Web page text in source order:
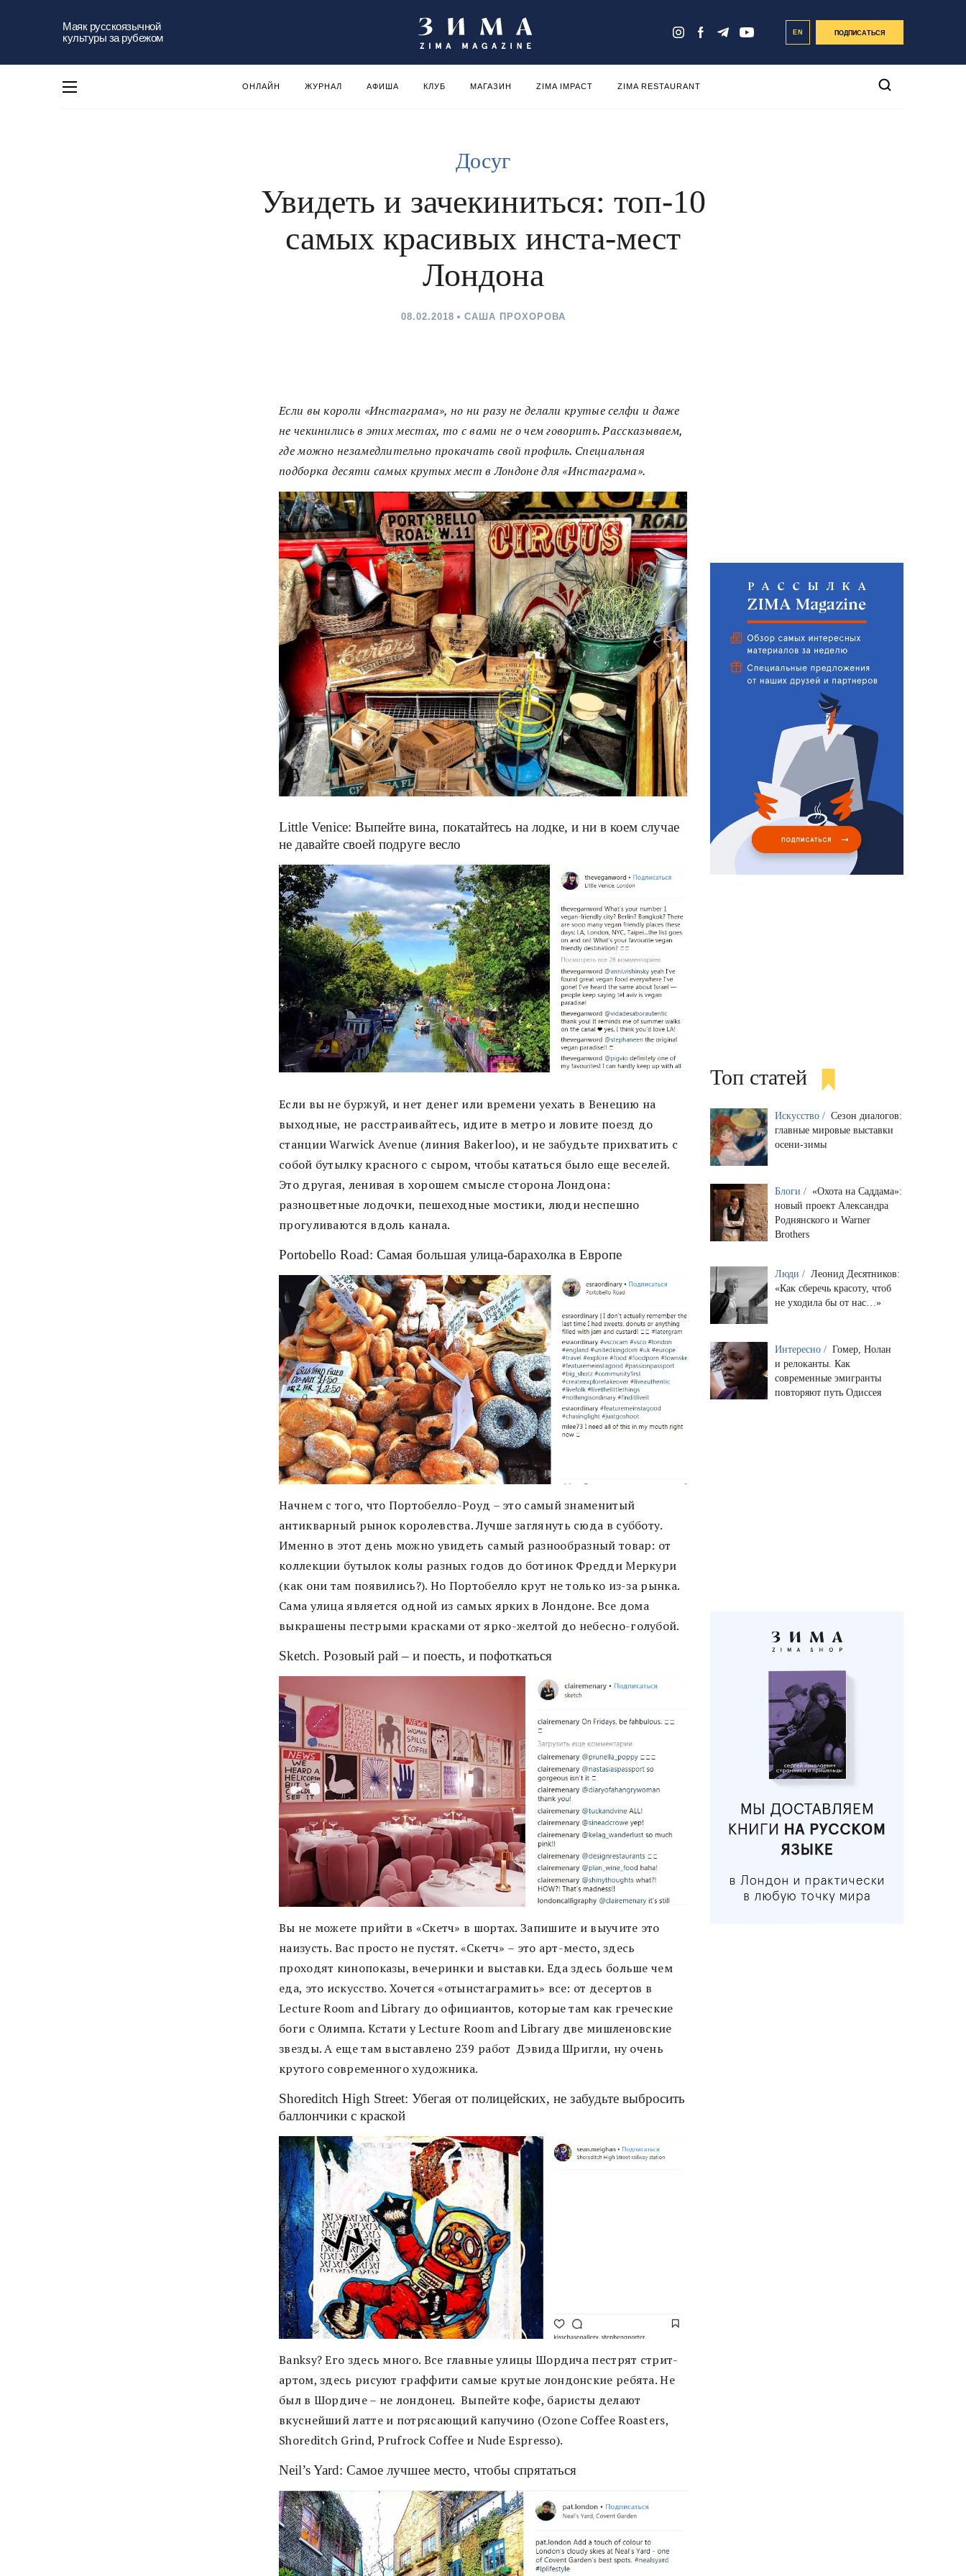
Маяк русскоязычной
культуры за рубежом
EN ПОДПИСАТЬСЯ
ОНЛАЙН ЖУРНАЛ АФИША КЛУБ МАГАЗИН ZIMA IMPACT ZIMA RESTAURANT
Досуг
Увидеть и зачекиниться: топ-10
самых красивых инста-мест
Лондона
08.02.2018 САША ПРОХОРОВА
Если вы короли «Инстаграма», но ни разу не делали крутые селфи и даже
не чекинились в этих местах, то с вами не о чем говорить. Рассказываем,
где можно незамедлительно прокачать свой профиль. Специальная
подборка десяти самых крутых мест в Лондоне для «Инстаграма».
Little Venice: Выпейте вина, покатайтесь на лодке, и ни в коем случае
не давайте своей подруге весло
Если вы не буржуй, и нет денег или времени уехать в Венецию на
выходные, не расстраивайтесь, идите в метро и ловите поезд до
станции Warwick Avenue (линия Bakerloo), и не забудьте прихватить с
собой бутылку красного с сыром, чтобы кататься было еще веселей.
Это другая, ленивая в хорошем смысле сторона Лондона:
разноцветные лодочки, пешеходные мостики, люди неспешно
прогуливаются вдоль канала.
Portobello Road: Самая большая улица-барахолка в Европе
Начнем с того, что Портобелло-Роуд – это самый знаменитый
антикварный рынок королевства. Лучше заглянуть сюда в субботу.
Именно в этот день можно увидеть самый разнообразный товар: от
коллекции бутылок колы разных годов до ботинок Фредди Меркури
(как они там появились?). Но Портобелло крут не только из-за рынка.
Сама улица является одной из самых ярких в Лондоне. Все дома
выкрашены пестрыми красками от ярко-желтой до небесно-голубой.
Sketch. Розовый рай – и поесть, и пофоткаться
Вы не можете прийти в «Скетч» в шортах. Запишите и выучите это
наизусть. Вас просто не пустят. «Скетч» – это арт-место, здесь
проходят кинопоказы, вечеринки и выставки. Еда здесь больше чем
еда, это искусство. Хочется «отынстаграмить» все: от десертов в
Lecture Room and Library до официантов, которые там как греческие
боги с Олимпа. Кстати у Lecture Room and Library две мишленовские
звезды. А еще там выставлено 239 работ Дэвида Шригли, ну очень
крутого современного художника.
Shoreditch High Street: Убегая от полицейских, не забудьте выбросить
баллончики с краской
Banksy? Его здесь много. Все главные улицы Шордича пестрят стрит-
артом, здесь рисуют граффити самые крутые лондонские ребята. Не
был в Шордиче – не лондонец. Выпейте кофе, баристы делают
вкуснейший латте и потрясающий капучино (Ozone Coffee Roasters,
Shoreditch Grind, Prufrock Coffee и Nude Espresso).
Neil’s Yard: Самое лучшее место, чтобы спрятаться
Топ статей
Искусство / Сезон диалогов:
главные мировые выставки
осени-зимы
Блоги / «Охота на Саддама»:
новый проект Александра
Роднянского и Warner
Brothers
Люди / Леонид Десятников:
«Как сберечь красоту, чтоб
не уходила бы от нас…»
Интересно / Гомер, Нолан
и релоканты. Как
современные эмигранты
повторяют путь Одиссея